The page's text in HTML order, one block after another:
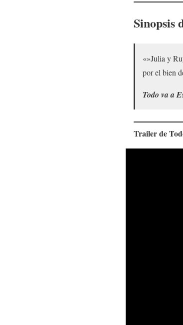
Sinopsis
«»Julia y
por el bien
Todo va a
Trailer de